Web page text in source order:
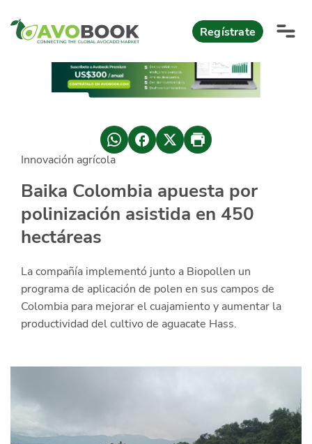
Regístrate
AvoReports
AvoMagazine
AvoEvents
Iniciar Sesión
Quiénes Somos
Innovación agrícola
Baika Colombia apuesta por
polinización asistida en 450
hectáreas
La compañía implementó junto a Biopollen un
programa de aplicación de polen en sus campos de
Colombia para mejorar el cuajamiento y aumentar la
productividad del cultivo de aguacate Hass.